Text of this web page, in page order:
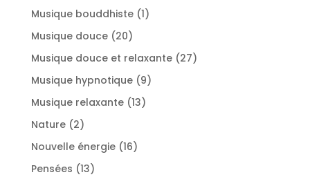
produits
Musique bouddhiste 11
Musique douce 2020
produits
Musique douce et relaxante 2727
Musique hypnotique 99
Musique relaxante 1313
Nature 22
produits
Nouvelle énergie 1616
Pensées 1313